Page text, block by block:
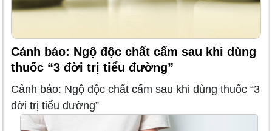
Cảnh báo: Ngộ độc chất cấm sau khi dùng
thuốc “3 đời trị tiểu đường”
Cảnh báo: Ngộ độc chất cấm sau khi dùng thuốc “3
đời trị tiểu đường”